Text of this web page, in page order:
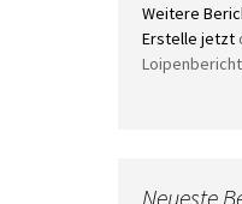
Weitere
Erstelle jetzt
Loipenbericht
Neueste